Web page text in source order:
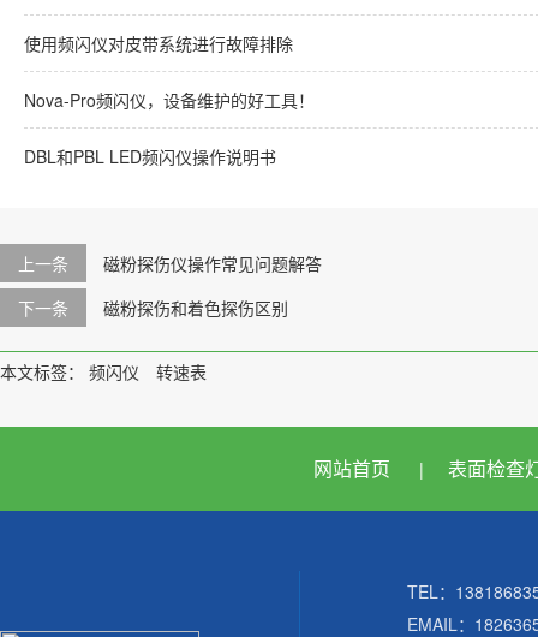
使用频闪仪对皮带系统进行故障排除
Nova-Pro频闪仪，设备维护的好工具！
DBL和PBL LED频闪仪操作说明书
上一条
磁粉探伤仪操作常见问题解答
下一条
磁粉探伤和着色探伤区别
本文标签： 频闪仪 转速表
网站首页 | 表面检查
TEL：
EMAIL：